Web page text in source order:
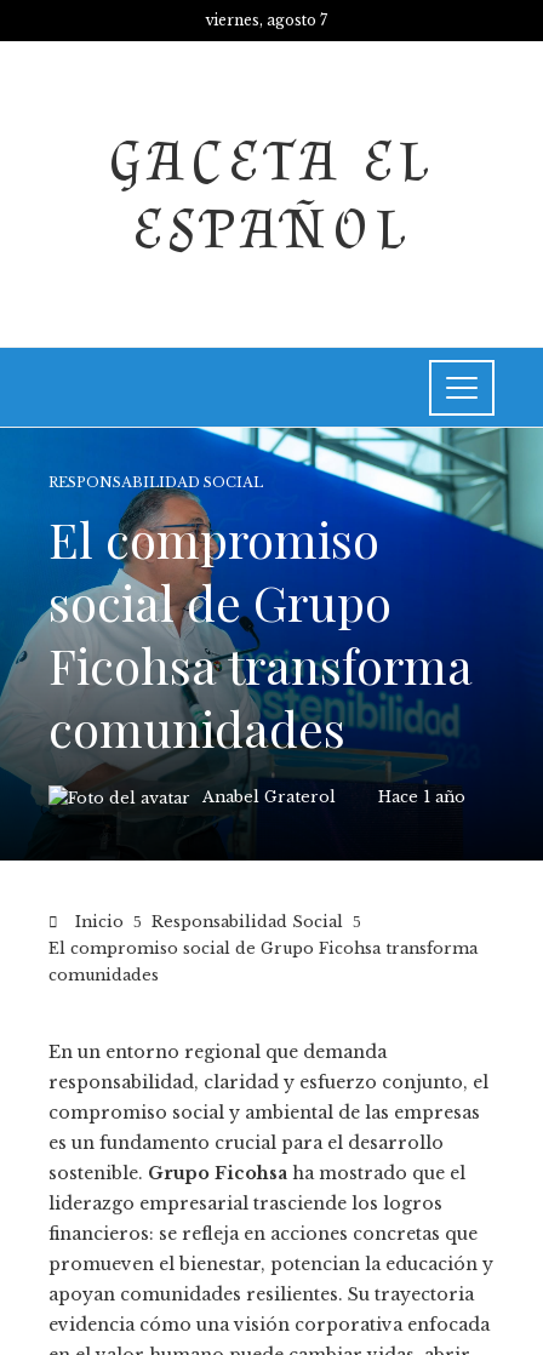
viernes, agosto 7
GACETA EL
ESPAÑOL
RESPONSABILIDAD SOCIAL
El compromiso
social de Grupo
Ficohsa transforma
comunidades
Anabel Graterol Hace 1 año
Inicio
Responsabilidad Social
El compromiso social de Grupo Ficohsa transforma
comunidades
En un entorno regional que demanda
responsabilidad, claridad y esfuerzo conjunto, el
compromiso social y ambiental de las empresas
es un fundamento crucial para el desarrollo
sostenible. Grupo Ficohsa ha mostrado que el
liderazgo empresarial trasciende los logros
financieros: se refleja en acciones concretas que
promueven el bienestar, potencian la educación y
apoyan comunidades resilientes. Su trayectoria
evidencia cómo una visión corporativa enfocada